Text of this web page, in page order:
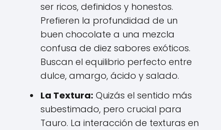
ser ricos, definidos y honestos.
Prefieren la profundidad de un
buen chocolate a una mezcla
confusa de diez sabores exóticos.
Buscan el equilibrio perfecto entre
dulce, amargo, ácido y salado.
La Textura: Quizás el sentido más
subestimado, pero crucial para
Tauro. La interacción de texturas en